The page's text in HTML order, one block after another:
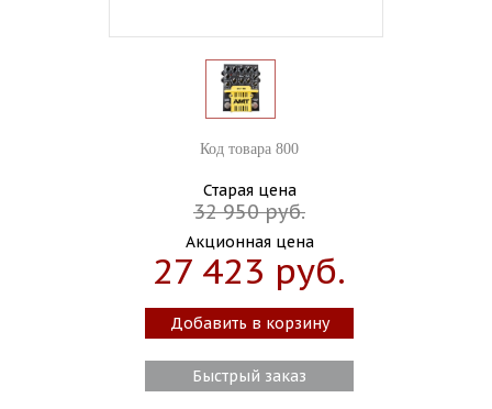
Код товара 800
Старая цена
32 950 руб.
Акционная цена
27 423 руб.
Добавить в корзину
Быстрый заказ